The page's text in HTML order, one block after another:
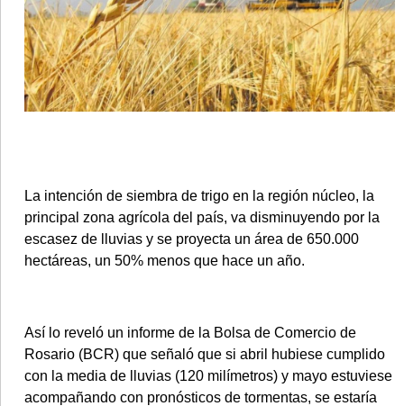
INTERNACIONALES
• SUPLEMENTOS
• SERVICIOS
©2007/2026
La intención de siembra de trigo en la región núcleo, la
principal zona agrícola del país, va disminuyendo por la
escasez de lluvias y se proyecta un área de 650.000
hectáreas, un 50% menos que hace un año.
Así lo reveló un informe de la Bolsa de Comercio de
Rosario (BCR) que señaló que si abril hubiese cumplido
con la media de lluvias (120 milímetros) y mayo estuviese
acompañando con pronósticos de tormentas, se estaría